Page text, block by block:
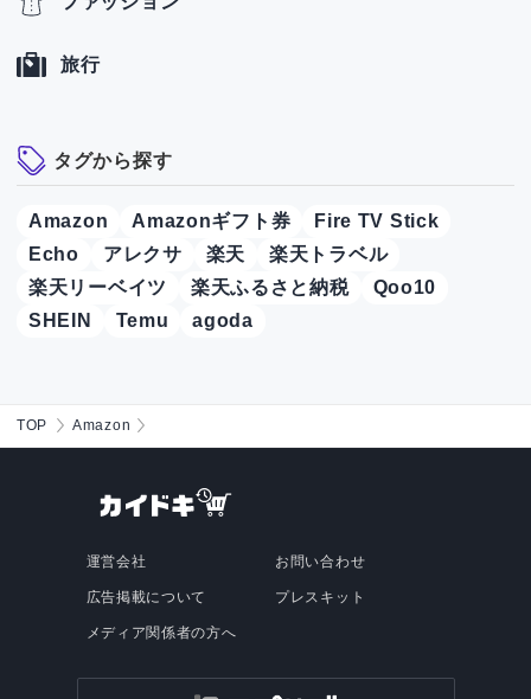
旅行
タグから探す
Amazon Amazonギフト券
Fire TV Stick
Echo
アレクサ 楽天
楽天トラベル
楽天リーベイツ
楽天ふるさと納税
Qoo10
SHEIN
Temu agoda
TOP Amazon
運営会社
広告掲載について
メディア関係者の方へ
お問い合わせ
プレスキット